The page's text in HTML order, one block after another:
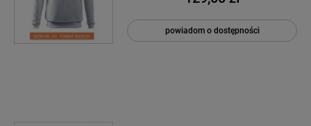
powiadom o dostępności